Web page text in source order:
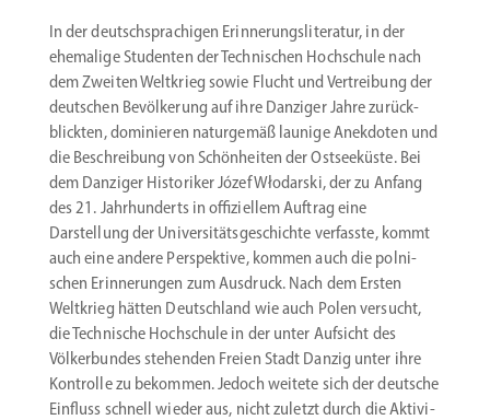
In der deutsch­spra­chigen Erinne­rungs­li­te­ratur, in der
ehemalige Studenten der Techni­schen Hochschule nach
dem Zweiten Weltkrieg sowie Flucht und Vertreibung der
deutschen Bevöl­kerung auf ihre Danziger Jahre zurück­
blickten, dominieren natur­gemäß launige Anekdoten und
die Beschreibung von Schön­heiten der Ostsee­küste. Bei
dem Danziger Histo­riker Józef Włodarski, der zu Anfang
des 21. Jahrhun­derts in offizi­ellem Auftrag eine
Darstellung der Univer­si­täts­ge­schichte verfasste, kommt
auch eine andere Perspektive, kommen auch die polni­
schen Erinne­rungen zum Ausdruck. Nach dem Ersten
Weltkrieg hätten Deutschland wie auch Polen versucht,
die Technische Hochschule in der unter Aufsicht des
Völker­bundes stehenden Freien Stadt Danzig unter ihre
Kontrolle zu bekommen. Jedoch weitete sich der deutsche
Einfluss schnell wieder aus, nicht zuletzt durch die Aktivi­